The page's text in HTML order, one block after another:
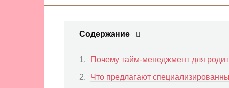
Содержание
Почему тайм-менеджмент для
Что предлагают